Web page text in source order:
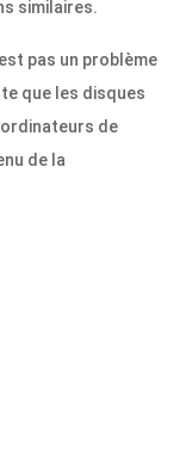
similaires.
pas un problème
que les disques
de
de la